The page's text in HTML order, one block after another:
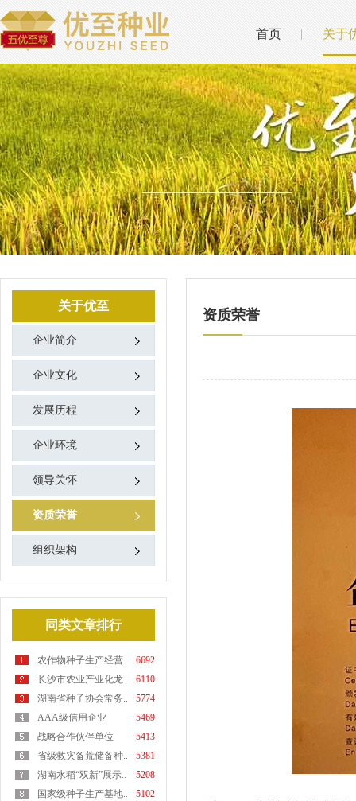
首页 关于
关于优至
企业简介
企业文化
发展历程
企业环境
领导关怀
资质荣誉
组织架构
同类文章排行
6692
农作物种子生产经营..
6110
长沙市农业产业化龙..
5774
湖南省种子协会常务..
5469
AAA级信用企业
5413
战略合作伙伴单位
5381
省级救灾备荒储备种..
5208
湖南水稻“双新”展示..
5102
国家级种子生产基地..
资质荣誉